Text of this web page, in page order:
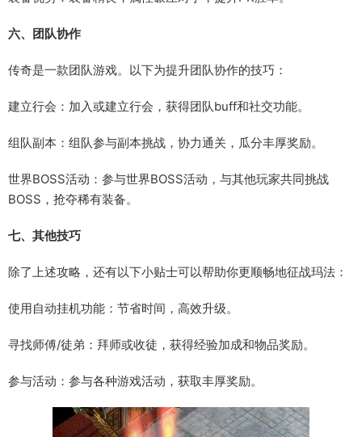
六、团队协作
传奇是一款团队游戏。以下为提升团队协作的技巧：
建立行会：加入或建立行会，获得团队buff和社交功能。
组队副本：组队参与副本挑战，协力通关，瓜分丰厚奖励。
世界BOSS活动：参与世界BOSS活动，与其他玩家共同挑战
BOSS，抢夺稀有装备。
七、其他技巧
除了上述攻略，还有以下小贴士可以帮助你更顺畅地征战玛法：
使用自动挂机功能：节省时间，高效升级。
寻找师傅/徒弟：拜师或收徒，获得经验加成和物品奖励。
参与活动：参与各种游戏活动，获取丰厚奖励。